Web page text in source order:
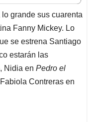
grande sus cuarenta
Fanny Mickey. Lo
se estrena Santiago
estarán las
Nidia en Pedro el
Contreras en